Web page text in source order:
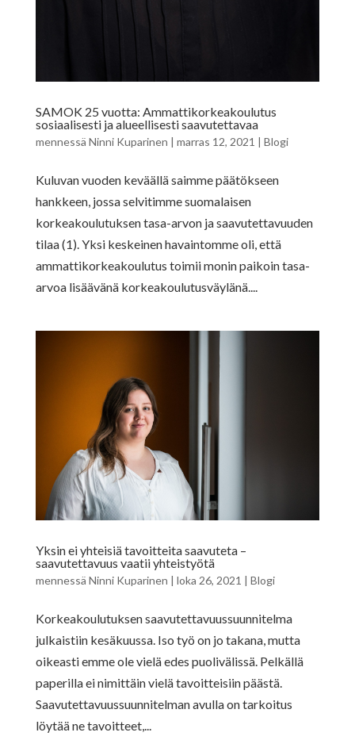
SAMOK 25 vuotta: Ammattikorkeakoulutus
sosiaalisesti ja alueellisesti saavutettavaa
mennessä Ninni Kuparinen | marras 12, 2021 | Blogi
Kuluvan vuoden keväällä saimme päätökseen
hankkeen, jossa selvitimme suomalaisen
korkeakoulutuksen tasa-arvon ja saavutettavuuden
tilaa (1). Yksi keskeinen havaintomme oli, että
ammattikorkeakoulutus toimii monin paikoin tasa-
arvoa lisäävänä korkeakoulutusväylänä....
Yksin ei yhteisiä tavoitteita saavuteta –
saavutettavuus vaatii yhteistyötä
mennessä Ninni Kuparinen | loka 26, 2021 | Blogi
Korkeakoulutuksen saavutettavuussuunnitelma
julkaistiin kesäkuussa. Iso työ on jo takana, mutta
oikeasti emme ole vielä edes puolivälissä. Pelkällä
paperilla ei nimittäin vielä tavoitteisiin päästä.
Saavutettavuussuunnitelman avulla on tarkoitus
löytää ne tavoitteet,...